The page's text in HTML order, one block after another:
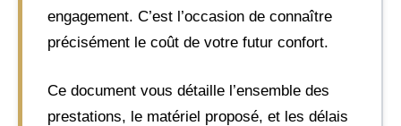
engagement. C’est l’occasion de connaître
précisément le coût de votre futur confort.
Ce document vous détaille l’ensemble des
prestations, le matériel proposé, et les délais